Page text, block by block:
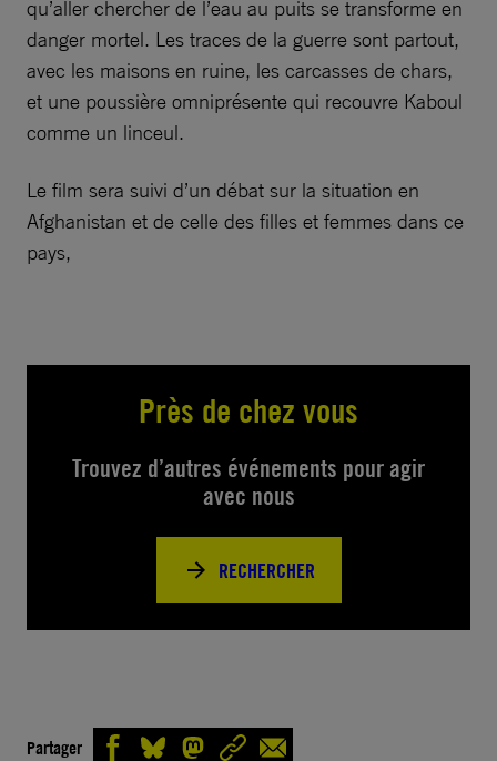
qu’aller chercher de l’eau au puits se transforme en
danger mortel. Les traces de la guerre sont partout,
avec les maisons en ruine, les carcasses de chars,
et une poussière omniprésente qui recouvre Kaboul
comme un linceul.
Le film sera suivi d’un débat sur la situation en
Afghanistan et de celle des filles et femmes dans ce
pays,
Près de chez vous
Trouvez d’autres événements pour agir
avec nous
RECHERCHER
Partager